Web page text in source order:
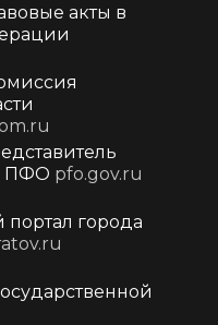
акты в
ПФО pfo.gov.ru
города